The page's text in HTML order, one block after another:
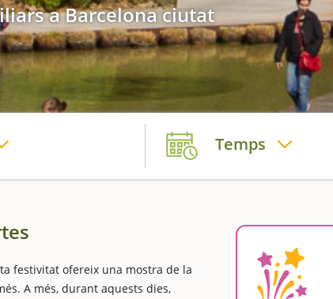
a Barcelona ciutat
Temps
festivitat ofereix una mostra de la
A més, durant aquests dies,